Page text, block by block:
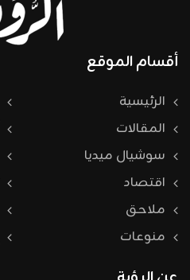
أقسام الموقع
الرئيسية
المقالات
سوشيال ميديا
اقتصاد
ملاحق
منوعات